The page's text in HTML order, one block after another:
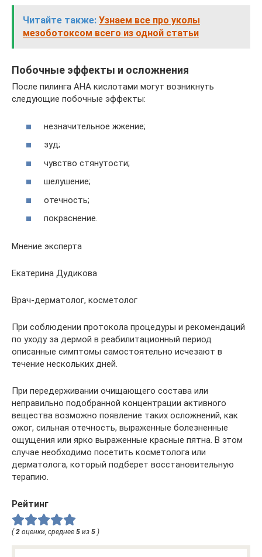
Читайте также: Узнаем все про уколы
мезоботоксом всего из одной статьи
Побочные эффекты и осложнения
После пилинга АНА кислотами могут возникнуть
следующие побочные эффекты:
незначительное жжение;
зуд;
чувство стянутости;
шелушение;
отечность;
покраснение.
Мнение эксперта
Екатерина Дудикова
Врач-дерматолог, косметолог
При соблюдении протокола процедуры и рекомендаций
по уходу за дермой в реабилитационный период
описанные симптомы самостоятельно исчезают в
течение нескольких дней.
При передерживании очищающего состава или
неправильно подобранной концентрации активного
вещества возможно появление таких осложнений, как
ожог, сильная отечность, выраженные болезненные
ощущения или ярко выраженные красные пятна. В этом
случае необходимо посетить косметолога или
дерматолога, который подберет восстановительную
терапию.
Рейтинг
( 2 оценки, среднее 5 из 5 )